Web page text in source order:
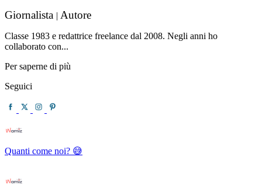
Giornalista | Autore
Classe 1983 e redattrice freelance dal 2008. Negli anni ho
collaborato con...
Per saperne di più
Seguici
Quanti come noi? 😅